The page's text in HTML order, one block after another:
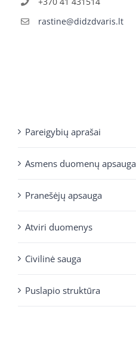
rastine@didzdvaris.lt
Pareigybių aprašai
Asmens duomenų apsauga
Pranešėjų apsauga
Atviri duomenys
Civilinė sauga
Puslapio struktūra